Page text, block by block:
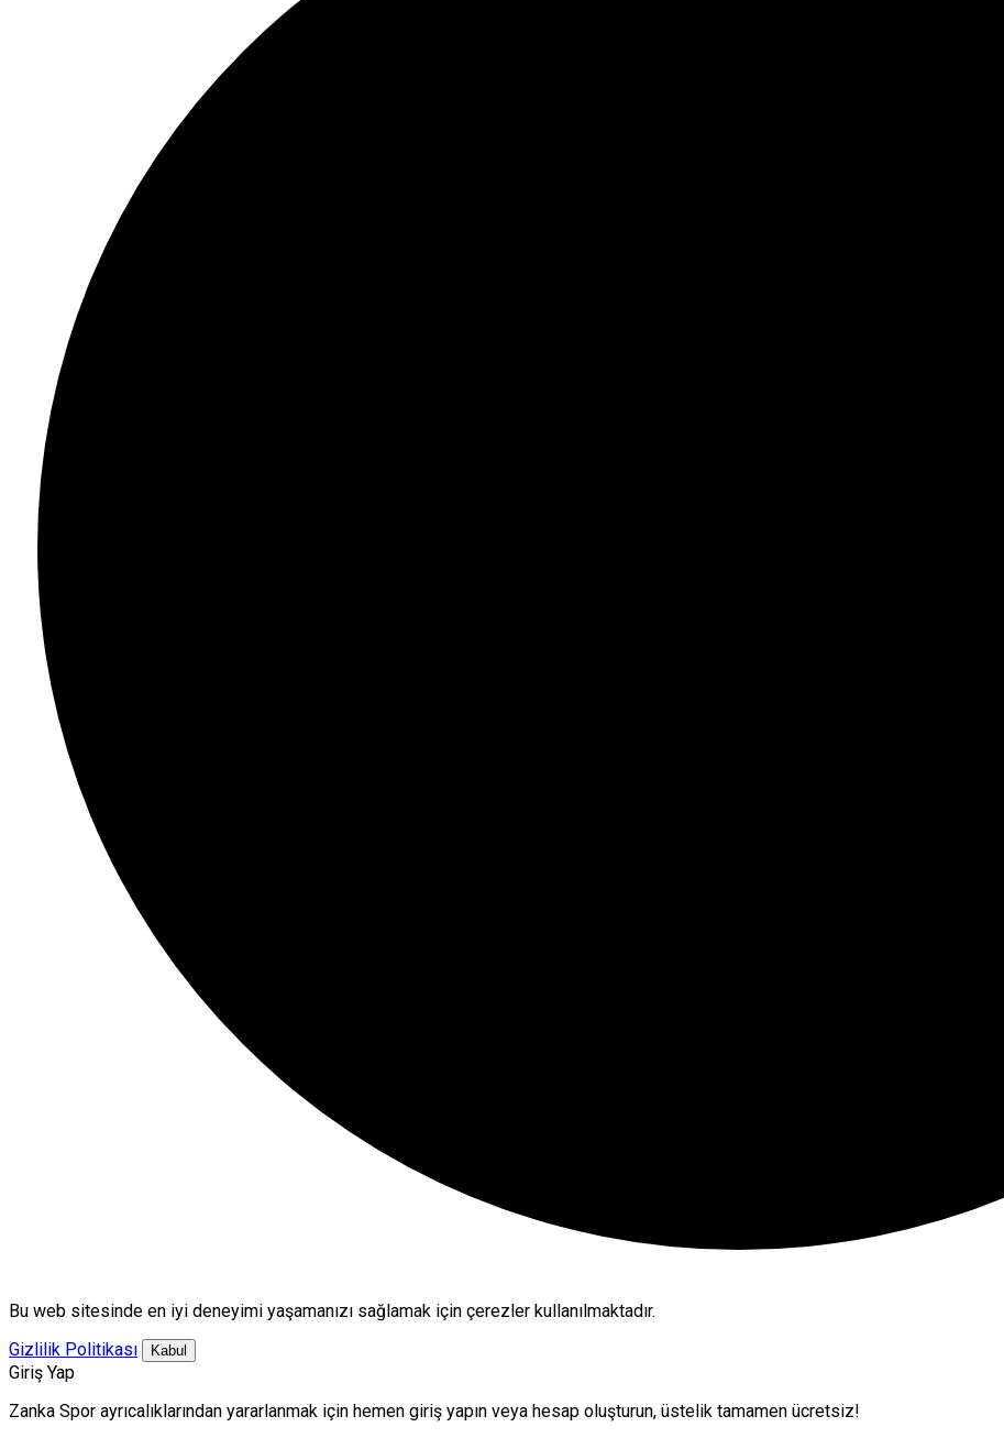
Bu web sitesinde en iyi deneyimi yaşamanızı sağlamak için çerezler kullanılmaktadır.
Gizlilik Politikası
Kabul
Giriş Yap
Zanka Spor ayrıcalıklarından yararlanmak için hemen giriş yapın veya hesap oluşturun, üstelik tamamen ücretsiz!